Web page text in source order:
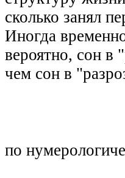
сколько занял
Иногда
вероятно, сон в
чем сон в
по